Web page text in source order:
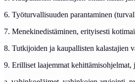
6. Työturvallisuuden parantaminen
7. Menekinedistäminen, erityisesti
8. Tutkijoiden ja kaupallisten kalastajien
9. Erilliset laajemmat kehittämisohjelmat,